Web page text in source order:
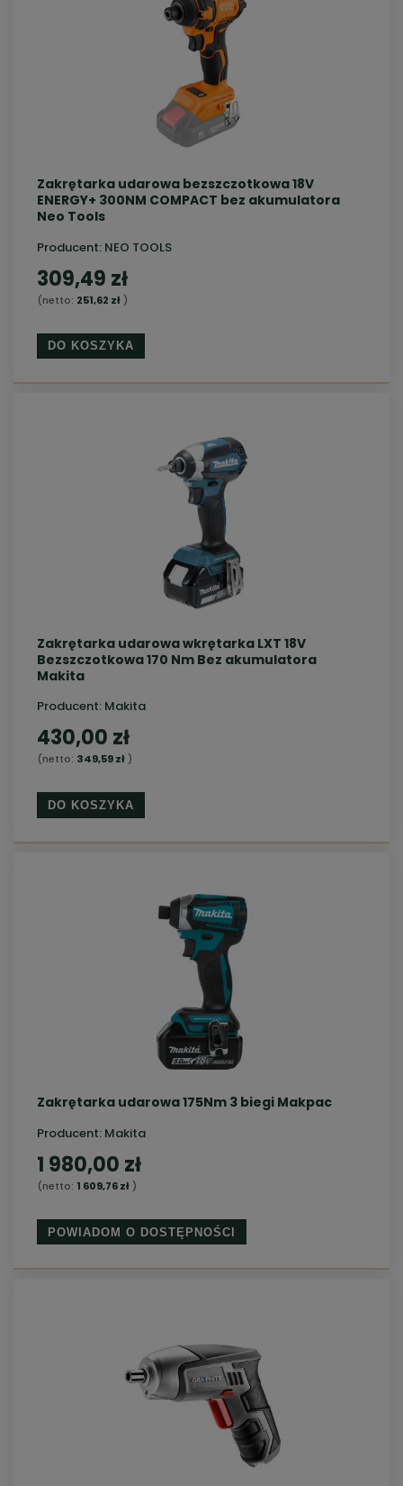
Zakrętarka udarowa bezszczotkowa 18V
ENERGY+ 300NM COMPACT bez akumulatora
Neo Tools
Producent: NEO TOOLS
309,49 zł
(netto: 251,62 zł)
DO KOSZYKA
Zakrętarka udarowa wkrętarka LXT 18V
Bezszczotkowa 170 Nm Bez akumulatora
Makita
Producent: Makita
430,00 zł
(netto: 349,59 zł)
DO KOSZYKA
Zakrętarka udarowa 175Nm 3 biegi Makpac
Producent: Makita
1 980,00 zł
(netto: 1 609,76 zł)
POWIADOM O DOSTĘPNOŚCI